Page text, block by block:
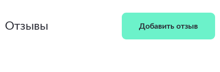
Отзывы Добавить отзыв